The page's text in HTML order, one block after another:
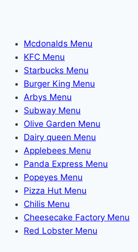
Mcdonalds Menu
KFC Menu
Starbucks Menu
Burger King Menu
Arbys Menu
Subway Menu
Olive Garden Menu
Dairy queen Menu
Applebees Menu
Panda Express Menu
Popeyes Menu
Pizza Hut Menu
Chilis Menu
Cheesecake Factory Menu
Red Lobster Menu